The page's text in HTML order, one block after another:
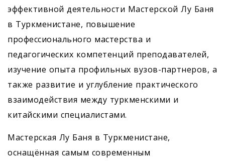
эффективной деятельности Мастерской Лу Баня
в Туркменистане, повышение
профессионального мастерства и
педагогических компетенций преподавателей,
изучение опыта профильных вузов-партнеров, а
также развитие и углубление практического
взаимодействия между туркменскими и
китайскими специалистами.
Мастерская Лу Баня в Туркменистане,
оснащённая самым современным